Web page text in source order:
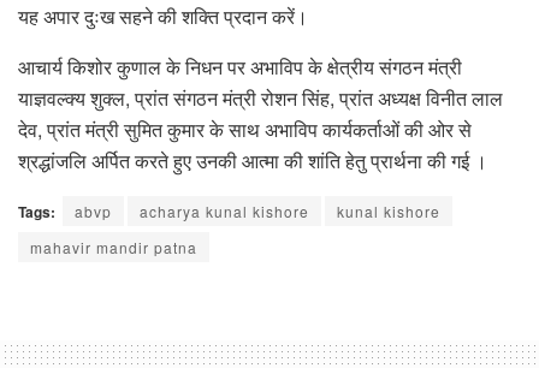
यह अपार दुःख सहने की शक्ति प्रदान करें।
आचार्य किशोर कुणाल के निधन पर अभाविप के क्षेत्रीय संगठन मंत्री
याज्ञवल्क्य शुक्ल, प्रांत संगठन मंत्री रोशन सिंह, प्रांत अध्यक्ष विनीत लाल
देव, प्रांत मंत्री सुमित कुमार के साथ अभाविप कार्यकर्ताओं की ओर से
श्रद्धांजलि अर्पित करते हुए उनकी आत्मा की शांति हेतु प्रार्थना की गई ।
Tags: abvp acharya kunal kishore
kunal kishore
mahavir mandir patna